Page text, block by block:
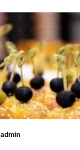
admin